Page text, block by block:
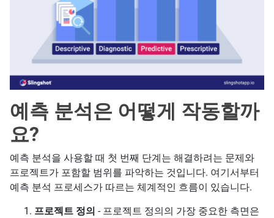
예측 분석은 어떻게 작동할까
요?
예측 분석을 사용할 때 첫 번째 단계는 해결하려는 문제와
프로젝트가 포함할 범위를 파악하는 것입니다. 여기서부터
예측 분석 프로세스가 따르는 체계적인 흐름이 있습니다.
프로젝트 정의 - 프로젝트 정의의 가장 중요한 측면은